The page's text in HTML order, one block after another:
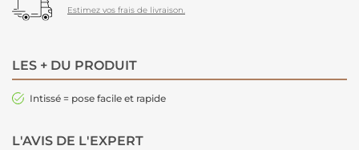
Estimez vos frais de livraison.
LES + DU PRODUIT
Intissé = pose facile et rapide
L'AVIS DE L'EXPERT